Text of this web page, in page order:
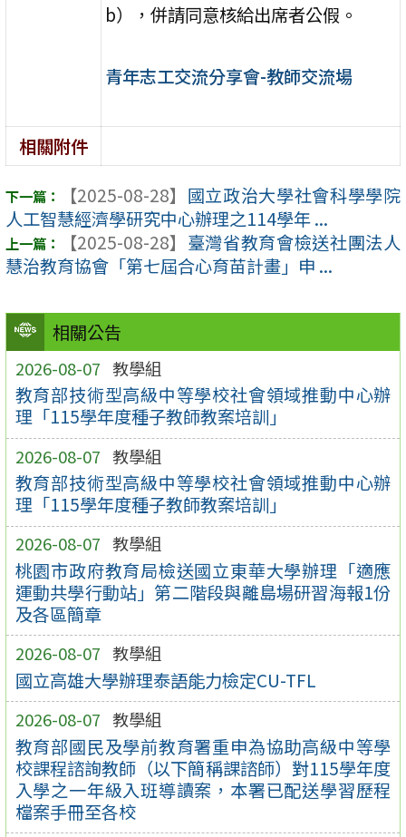
相關公告
2026-08-07 教學組
教育部技術型高級中等學校社會領域推動中心辦
理「115學年度種子教師教案培訓」
2026-08-07 教學組
教育部技術型高級中等學校社會領域推動中心辦
理「115學年度種子教師教案培訓」
2026-08-07 教學組
桃園市政府教育局檢送國立東華大學辦理「適應
運動共學行動站」第二階段與離島場研習海報1份
及各區簡章
2026-08-07 教學組
國立高雄大學辦理泰語能力檢定CU-TFL
2026-08-07 教學組
教育部國民及學前教育署重申為協助高級中等學
校課程諮詢教師（以下簡稱課諮師）對115學年度
入學之一年級入班導讀案，本署已配送學習歷程
檔案手冊至各校
b），併請同意核給出席者公假。
青年志工交流分享會-教師交流場
相關附件
【2025-08-28】 國立政治大學社會科學學院
人工智慧經濟學研究中心辦理之114學年 ...
【2025-08-28】 臺灣省教育會檢送社團法人
慧治教育協會「第七屆合心育苗計畫」申 ...